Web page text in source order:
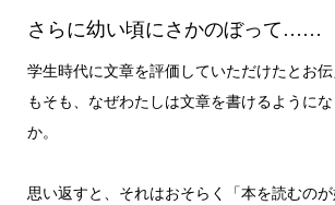
さらに幼い頃にさかのぼって……
学生時代に文章を評価していただけたとお
もそも、なぜわたしは文章を書けるように
か。
思い返すと、それはおそらく「本を読むのが